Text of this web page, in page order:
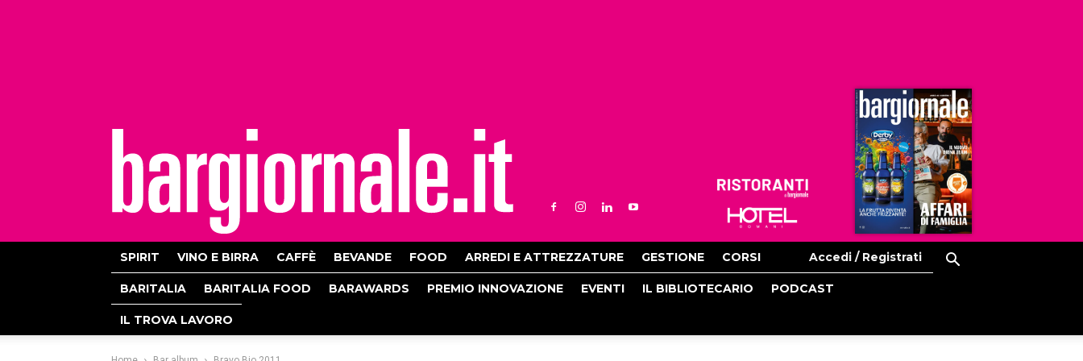
Ristoranti
Hoteldomani
SPIRIT VINO E BIRRA CAFFÈ BEVANDE FOOD ARREDI E ATTREZZATURE GESTIONE CORSI Accedi / Registrati
BARITALIA BARITALIA FOOD BARAWARDS PREMIO INNOVAZIONE EVENTI IL BIBLIOTECARIO PODCAST
IL TROVA LAVORO